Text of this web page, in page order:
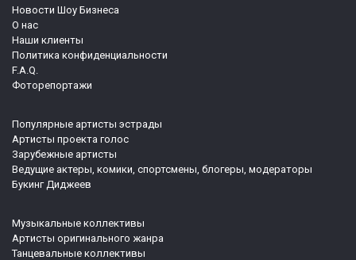
Новости Шоу Бизнеса
О нас
Наши клиенты
Политика конфиденциальности
F.A.Q.
Фоторепортажи
Популярные артисты эстрады
Артисты проекта голос
Зарубежные артисты
Ведущие актеры, комики, спортсмены, блогеры, модераторы
Букинг Диджеев
Музыкальные коллективы
Артисты оригинального жанра
Танцевальные коллективы